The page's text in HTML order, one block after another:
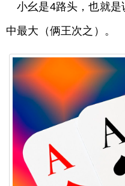
小幺是4路头，也就
中最大（俩王次之）。